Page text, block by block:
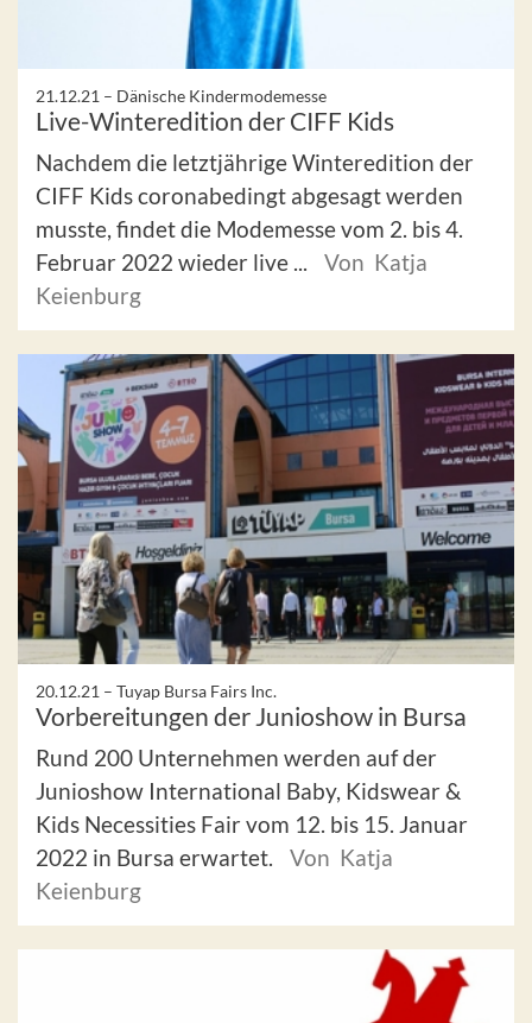
21.12.21 – Dänische Kindermodemesse
Live-Winteredition der CIFF Kids
Nachdem die letztjährige Winteredition der
CIFF Kids coronabedingt abgesagt werden
musste, findet die Modemesse vom 2. bis 4.
Februar 2022 wieder live ...
Von Katja
Keienburg
20.12.21 – Tuyap Bursa Fairs Inc.
Vorbereitungen der Junioshow in Bursa
Rund 200 Unternehmen werden auf der
Junioshow International Baby, Kidswear &
Kids Necessities Fair vom 12. bis 15. Januar
2022 in Bursa erwartet.
Von Katja
Keienburg